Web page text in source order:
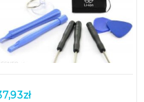
zł